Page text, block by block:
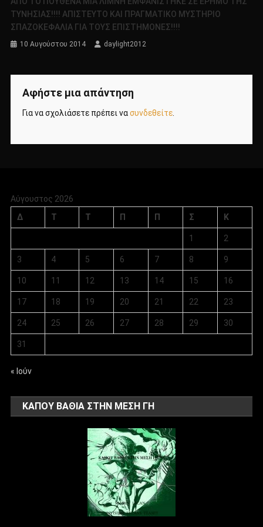
ΤΥΝΗΣΙΑΣ!!!! ΑΠΙΣΤΕΥΤΟ ΚΑΙ ΠΡΑΓΜΑΤΙΚΟ ΜΥΣΤΗΡΙΟ
ΣΠΑΖΟΚΕΦΑΛΙΑ ΓΙΑ ΤΟΥΣ ΕΠΙΣΤΗΜΟΝΕΣ!!!!
10 Αυγούστου 2014 daylight2012
Αφήστε μια απάντηση
Για να σχολιάσετε πρέπει νασυνδεθείτε.
Αύγουστος 2026
Δ
Τ Τ Π Π Σ Κ
1 2
3 4 5 6 7 8 9
10 11 12 13 14 15 16
17 18 19 20 21 22 23
24 25 26 27 28 29 30
31
« Ιούν
ΚΑΠΟΥ ΒΑΘΙΑ ΣΤΗΝ ΜΕΣΗ ΓΗ